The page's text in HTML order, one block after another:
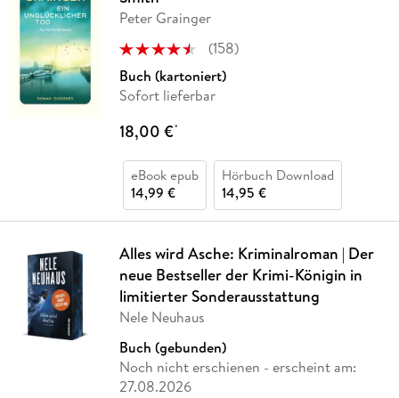
Peter Grainger
(158)
Buch (kartoniert)
Sofort lieferbar
18,00 €*
eBook epub
14,99 €
Hörbuch Download
14,95 €
Alles wird Asche: Kriminalroman | Der
neue Bestseller der Krimi-Königin in
limitierter Sonderausstattung
Nele Neuhaus
Buch (gebunden)
Noch nicht erschienen - erscheint am:
27.08.2026